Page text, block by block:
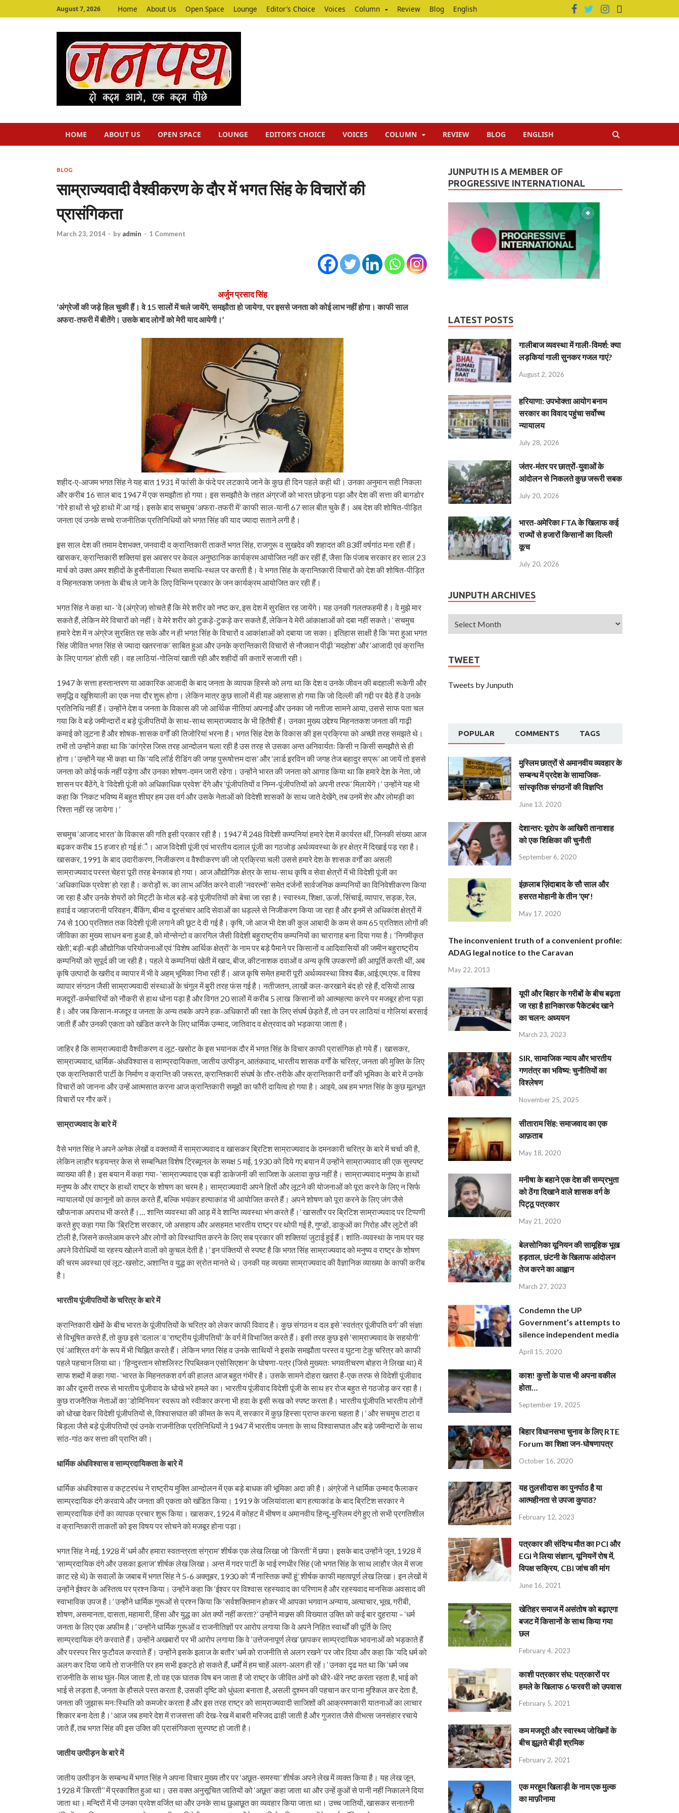
August 7, 2026 Home About Us Open Space Lounge Editor’s Choice Voices Column Review Blog English
HOME ABOUT US OPEN SPACE LOUNGE EDITOR’S CHOICE VOICES COLUMN REVIEW BLOG ENGLISH
BLOG
साम्राज्यवादी वैश्वीकरण के दौर में भगत सिंह के विचारों की
प्रासंगिकता
March 23, 2014 - by admin - 1 Comment
अर्जुन प्रसाद सिंह
‘अंग्रेजों की जड़े हिल चुकी हैं। वे 15 सालों में चले जायेंगे, समझौता हो जायेगा, पर इससे जनता को कोई लाभ नहीं होगा। काफी साल
अफरा-तफरी में बीतेंगे। उसके बाद लोगों को मेरी याद आयेगी।’
शहीद-ए-आजम भगत सिंह ने यह बात 1931 में फांसी के फंदे पर लटकाये जाने के कुछ ही दिन पहले कही थी। उनका अनुमान सही निकला
और करीब 16 साल बाद 1947 में एक समझौता हो गया। इस समझौते के तहत अंग्रजों को भारत छोड़ना पड़ा और देश की सत्ता की बागडोर
‘गोरे हाथों से भूरे हाथो में’ आ गई। इसके बाद सचमुच ‘अफरा-तफरी में’ काफी साल-यानी 67 साल बीत चुके हैं। अब देश की शोषित-पीड़ित
जनता एवं उनके सच्चे राजनीतिक प्रतिनिधियों को भगत सिंह की याद ज्यादा सताने लगी है।
इस साल देश की तमाम देशभक्त, जनवादी व क्रान्तिकारी ताकतें भगत सिंह, राजगुरू व सुखदेव की शहादत की 83वीं वर्षगांठ मना रही हैं।
खासकर, क्रान्तिकारी शक्तियां इस अवसर पर केवल अनुष्ठानिक कार्यक्रम आयोजित नहीं कर रहीं हैं, जैसा कि पंजाब सरकार हर साल 23
मार्च को उक्त अमर शहीदों के हुसैनीवाला स्थित समाधि-स्थल पर करती है। वे भगत सिंह के क्रान्तिकारी विचारों को देश की शोषित-पीड़ित
व मिहनतकश जनता के बीच ले जाने के लिए विभिन्न प्रकार के जन कार्यक्रम आयोजित कर रही हैं।
भगत सिंह ने कहा था- ‘वे (अंग्रेज) सोचते हैं कि मेरे शरीर को नष्ट कर, इस देश में सुरक्षित रह जायेंगे। यह उनकी गलतफहमी है। वे मुझे मार
सकते हैं, लेकिन मेरे विचारों को नहीं। वे मेरे शरीर को टुकड़े-टुकड़े कर सकते हैं, लेकिन वे मेरी आंकाक्षाओं को दबा नहीं सकते।’ सचमुच
हमारे देश में न अंग्रेज सुरक्षित रह सके और न ही भगत सिंह के विचारों व आकांक्षाओं को दबाया जा सका। इतिहास साक्षी है कि ‘मरा हुआ भगत
सिंह जीवित भगत सिंह से ज्यादा खतरनाक’ साबित हुआ और उनके क्रान्तिकारी विचारों से नौजवान पीढ़ी ‘मदहोश’ और ‘आजादी एवं क्रान्ति
के लिए पागल’ होती रही। वह लाठियां-गोलियां खाती रही और शहीदों की कतारें सजाती रही।
1947 के सत्ता हस्तान्तरण या आकारिक आजादी के बाद जनता के व्यापक हिस्से को लगा था कि देश व उनके जीवन की बदहाली रूकेगी और
समृद्धि व खुशियाली का एक नया दौर शुरू होगा। लेकिन मात्र कुछ सालों में ही यह अहसास हो गया कि जो दिल्ली की गद्दी पर बैठे हैं वे उनके
प्रतिनिधि नहीं हैं। उन्होंने देश व जनता के विकास की जो आर्थिक नीतियां अपनाईं और उनका जो नतीजा सामने आया, उससे साफ पता चल
गया कि वे बड़े जमीन्दारों व बड़े पूंजीपतियों के साथ-साथ साम्राज्यवाद के भी हितैषी हैं। उनका मुख्य उद्देश्य मिहनतकश जनता की गाढ़ी
कमाई को लूटना है और शोषक-शासक वर्गों की तिजोरियां भरना है। भगत सिंह देश के विकास की इस प्रक्रिया को अच्छी तरह समझते थे।
तभी तो उन्होंने कहा था कि ‘कांग्रेस जिस तरह आन्दोलन चला रही है उस तरह से उसका अन्त अनिवार्यतः किसी न किसी समझौते से ही
होगा।’ उन्होंनेे यह भी कहा था कि ‘यदि लाॅर्ड रीडिंग की जगह पुरूषोत्तम दास’ और ‘लार्ड इरविन की जगह तेज बहादुर सप्रू’ आ जायें तो इससे
जनता को कोई फर्क नहीं पड़ेगा और उनका शोषण-दमन जारी रहेगा। उन्होंने भारत की जनता को आगाह किया था कि हमारे देश के नेता, जो
शासन पर बैठेंगे, वे ‘विदेशी पूंजी को अधिकाधिक प्रवेश’ देंगे और ‘पूंजीपतियों व निम्न-पूंजीपतियों को अपनी तरफ’ मिलायेंगे।‘ उन्होंने यह भी
कहा कि ’निकट भविष्य में बहुत शीघ्र हम उस वर्ग और उसके नेताओं को विदेशी शासकों के साथ जाते देखेंगे, तब उनमें शेर और लोमड़ी का
रिश्ता नहीं रह जायेगा।’
सचमुच ‘आजाद भारत’ के विकास की गति इसी प्रकार रही है। 1947 में 248 विदेशी कम्पनियां हमारे देश में कार्यरत थीं, जिनकी संख्या आज
बढ़कर करीब 15 हजार हो गई हंै। आज विदेशी पूंजी एवं भारतीय दलाल पूंजी का गठजोड़ अर्थव्यवस्था के हर क्षेत्र में दिखाई पड़ रहा है।
खासकर, 1991 के बाद उदारीकरण, निजीकरण व वैश्वीकरण की जो प्रक्रिया चली उससे हमारे देश के शासक वर्गों का असली
साम्राज्यवाद परस्त चेहरा पूरी तरह बेनकाब हो गया। आज औद्योगिक क्षेत्र के साथ-साथ कृषि व सेवा क्षेत्रों में भी विदेशी पूंजी का
‘अधिकाधिक प्रवेश’ हो रहा है। करोड़ों रू. का लाभ अर्जित करने वाली ‘नवरत्नों’ समेत दर्जनों सार्वजनिक कम्पनियों का विनिवेशीकरण किया
जा रहा है और उनके शेयरों को मिट्टी के मोल बड़े-बड़े पूंजीपतियों को बेचा जा रहा है। स्वास्थ्य, शिक्षा, ऊर्जा, सिंचाई, व्यापार, सड़क, रेल,
हवाई व जहाजरानी परिवहन, बैंकिंग, बीमा व दूरसंचार आदि सेवाओं का धड़ल्ले से निजीकरण किया जा रहा है और इनमें से अधिकांश क्षेत्रों में
74 से 100 प्रतिशत तक विदेशी पूंजी लगाने की छूट दे दी गई है। कृषि, जो आज भी देश की कुल आबादी के कम से कम 65 प्रतिशत लोगों की
जीविका का मुख्य साधन बना हुआ है, को मोन्सेन्टो व कारगिल जैसी विदेशी बहुराष्ट्रीय कम्पनियों का चारागाह बना दिया गया है। ‘निगमीकृत
खेती’, बड़ी-बड़ी औद्योगिक परियोजनाओं एवं ‘विशेष आर्थिक क्षेत्रों’ के नाम पर बड़े पैमाने पर किसानों व आदिवासियों की जमीन बहुराष्ट्रीय
कम्पनियों को सुपूर्द की जा रही है। पहले ये कम्पनियां खेती में खाद, बीज, कीटनाशक दवाओं व अन्य कृषि उपकरणों की आपूर्ति करती थीं, अब
कृषि उत्पादों के खरीद व व्यापार में भी वे अहम् भूमिका निभा रही हैं। आज कृषि समेत हमारी पूरी अर्थव्यवस्था विश्व बैंक, आई.एम.एफ. व विश्व
व्यापार संगठन जैसी साम्राज्यवादी संस्थाओं के चंगुल में बुरी तरह फंस गई है। नतीजतन, लाखों कल-करखाने बंद हो रहे हैं, दसियों लाख
मजदूरों-कर्मचारियों को नौकरी से हाथ धोना पड़ा है और विगत 20 सालों में करीब 5 लाख किसानों को आत्महत्या करने पर मजबूर होना पड़ा
है। और जब किसान-मजदूर व जनता के अन्य तबके अपने हक-अधिकारों की रक्षा के लिए संघर्ष छेड़ते हैं, तो उन पर लाठियां व गोलियां बरसाई
जाती हैं और उनकी एकता को खंडित करने के लिए धार्मिक उन्माद, जातिवाद व क्षेत्रवाद को भड़काया जाता है।
जाहिर है कि साम्राज्यवादी वैश्वीकरण व लूट-खसोट के इस भयानक दौर में भगत सिंह के विचार काफी प्रासंगिक हो गये हैं। खासकर,
साम्राज्यवाद, धार्मिक-अंधविश्वास व साम्प्रदायिकता, जातीय उत्पीड़न, आतंकवाद, भारतीय शासक वर्गों के चरित्र, जनता की मुक्ति के लिए
एक क्रान्तिकारी पार्टी के निर्माण व क्रान्ति की जरूरत, क्रान्तिकारी संघर्ष के तौर-तरीके और क्रान्तिकारी वर्गों की भूमिका के बारे में उनके
विचारों को जानना और उन्हें आत्मसात करना आज क्रान्तिकारी समूहों का फौरी दायित्व हो गया है। आइये, अब हम भगत सिंह के कुछ मूलभूत
विचारों पर गौर करें।
साम्राज्यवाद के बारे में
वैसे भगत सिंह ने अपने अनेक लेखों व वक्तव्यों में साम्राज्यवाद व खासकर ब्रिटिश साम्राज्यवाद के दमनकारी चरित्र के बारे में चर्चा की है,
लेकिन लाहौर षड़यन्त्र केस से सम्बन्धित विशेष ट्रिब्यूनल के समक्ष 5 मई, 1930 को दिये गए बयान में उन्होंने साम्राज्यवाद की एक सुस्पष्ट
व्याख्या की है। इस बयान में कहा गया- ‘साम्राज्यवाद एक बड़ी डाकेजनी की साजिश के अलावा कुछ नहीं है। साम्राज्यवाद मनुष्य के हाथों
मनुष्य के और राष्ट्र के हाथों राष्ट्र के शोषण का चरम है। साम्राज्यवादी अपने हितों और लूटने की योजनाओं को पूरा करने के लिए न सिर्फ
न्यायालयों एवं कानूनों को कत्ल करते हैं, बल्कि भयंकर हत्याकांड भी आयोजित करते हैं। अपने शोषण को पूरा करने के लिए जंग जैसे
खौफनाक अपराध भी करते हैं।… शान्ति व्यवस्था की आड़ में वे शान्ति व्यवस्था भंग करते हैं।’ खासतौर पर ब्रिटिश साम्राज्यवाद पर टिप्पणी
करते हुए कहा गया कि ‘ब्रिटिश सरकार, जो असहाय और असहमत भारतीय राष्ट्र पर थोपी गई है, गुण्डों, डाकुओं का गिरोह और लुटेरों की
टोली है, जिसने कत्लेआम करने और लोगों को विस्थापित करने के लिए सब प्रकार की शक्तियां जुटाई हुई हैं। शांति-व्यवस्था के नाम पर यह
अपने विरोधियों या रहस्य खोलने वालों को कुचल देती है।’ इन पंक्तियों से स्पष्ट है कि भगत सिंह साम्राज्यवाद को मनुष्य व राष्ट्र के शोषण
की चरम अवस्था एवं लूट-खसोट, अशान्ति व युद्ध का स्रोत मानते थे। उनकी यह व्यख्या साम्राज्यवाद की वैज्ञानिक व्याख्या के काफी करीब
है।
भारतीय पूंजीपतियों के चरित्र के बारे में
क्रान्तिकारी खेमों के बीच भारत के पूंजीपतियों के चरित्र को लेकर काफी विवाद है। कुछ संगठन व दल इसे ‘स्वतंत्र पूंजीपति वर्ग’ की संज्ञा
से विभूषित करते हैं, तो कुछ इसे ‘दलाल’ व ‘राष्ट्रीय पूंजीपतियों’ के वर्ग में विभाजित करते हैं। इसी तरह कुछ इसे ‘साम्राज्यवाद के सहयोगी’
एवं ‘आश्रित वर्ग’ के रूप में भी चिह्नित करते हैं। लेकिन भगत सिंह व उनके साथियों ने इसके समझौता परस्त व घुटना टेकु चरित्र को काफी
पहले पहचान लिया था। ‘हिन्दुस्तान सोशलिस्ट रिपब्लिकन एसोसिएशन’ के घोषणा-पत्र (जिसे मुख्यतः भगवतीचरण बोहरा ने लिखा था) में
साफ शब्दों में कहा गया- ‘भारत के मिहनतकश वर्ग की हालत आज बहुत गंभीर है। उसके सामने दोहरा खतरा है-एक तरफ से विदेशी पूंजीवाद
का और दूसरी तरफ से भारतीय पूंजीवाद के धोखे भरे हमले का। भारतीय पूंजीवाद विदेशी पूंजी के साथ हर रोज बहुत से गठजोड़ कर रहा है।
कुछ राजनैतिक नेताओं का ‘डोमिनियन’ स्वरूप को स्वीकार करना भी हवा के इसी रूख को स्पष्ट करता है। भारतीय पूंजीपति भारतीय लोगों
को धोखा देकर विदेशी पूंजीपतियों से, विश्वासघात की कीमत के रूप में, सरकार में कुछ हिस्सा प्राप्त करना चहता है।’ और सचमुच टाटा व
बिड़ला जैसे बड़े पूंजीपतियों एवं उनके राजनीतिक प्रतिनिधियों ने 1947 में भारतीय जनता के साथ विश्वासघात और बड़े जमीन्दारों के साथ
सांठ-गांठ कर सत्ता की प्राप्ति की।
धार्मिक अंधविश्वास व साम्प्रदायिकता के बारे में
धार्मिक अंधविश्वास व कट्टरपंथ ने राष्ट्रीय मुक्ति आन्दोलन में एक बड़े बाधक की भूमिका अदा की है। अंग्रेजों ने धार्मिक उन्माद फैलाकर
साम्प्रदायिक दंगे करवाये और जनता की एकता को खंडित किया। 1919 के जलियांवाला बाग हत्याकांड के बाद ब्रिटिश सरकार ने
साम्प्रदायिक दंगों का व्यापक प्रचार शुरू किया। खासकर, 1924 में कोहट में भीषण व अमानवीय हिन्दू-मुस्लिम दंगे हुए तो सभी प्रगतिशील
व क्रान्तिकारी ताकतों को इस विषय पर सोचने को मजबूर होना पड़ा।
भगत सिंह ने मई, 1928 में ‘धर्म और हमारा स्वतन्त्रता संग्राम’ शीर्षक एक लेख लिखा जो ‘किरती’ में छपा। इसके बाद उन्होंने जून, 1928 में
‘साम्प्रदायिक दंगे और उसका इलाज’ शीर्षक लेख लिखा। अन्त में गदर पार्टी के भाई रणधीर सिंह (जो भगत सिंह के साथ लाहौर जेल में सजा
काट रहे थे) के सवालों के जबाब में भगत सिंह ने 5-6 अक्तूबर, 1930 को ‘मैं नास्तिक क्यों हूं’ शीर्षक काफी महत्वपूर्ण लेख लिखा। इन लेखों में
उन्होंने ईश्वर के अस्तित्व पर प्रश्न किया। उन्होंने कहा कि ‘ईश्वर पर विश्वास रहस्यवाद का परिणाम है और रहस्यवाद मानसिक अवसाद की
स्वाभाविक उपज है।’ उन्होेंने धार्मिक गुरूओं से प्रश्न किया कि ‘सर्वशक्तिमान होकर भी आपका भगवान अन्याय, अत्याचार, भूख, गरीबी,
शोषण, असमानता, दासता, महामारी, हिंसा और युद्ध का अंत क्यों नहीं करता?’ उन्होंने माक्र्स की विख्यात उक्ति को कई बार दुहराया – ‘धर्म
जनता के लिए एक अफीम है।’ उन्होंने धार्मिक गुरूओं व राजनीतिज्ञों पर आरोप लगाया कि वे अपने निहित स्वार्थों की पूर्ति के लिए
साम्प्रदायिक दंगे करवाते हैं। उन्होंने अखबारों पर भी आरोप लगाया कि वे ‘उत्तेजनापूर्ण लेख’ छापकर साम्प्रदायिक भावनाओं को भड़काते हैं
और परस्पर सिर फुटौवल करवाते हैं। उन्होंने इसके इलाज के बतौर ‘धर्म को राजनीति से अलग रखने’ पर जोर दिया और कहा कि ‘यदि धर्म को
अलग कर दिया जाये तो राजनीति पर हम सभी इकट्ठे हो सकते हैं, धर्मों में हम चाहें अलग-अलग ही रहें।’ उनका दृढ मत था कि ‘धर्म जब
राजनीति के साथ घुल-मिल जाता है, तो वह एक घातक विष बन जाता है जो राष्ट्र के जीवित अंगों को धीरे-धीरे नष्ट करता रहता है, भाई को
भाई से लड़ता है, जनता के हौसले पस्त करता है, उसकी दृष्टि को धुंधला बनाता है, असली दुश्मन की पहचान कर पाना मुश्किल कर देता है,
जनता की जुझारू मनःस्थिति को कमजोर करता है और इस तरह राष्ट्र को साम्राज्यवादी साजिशों की आक्रमणकारी यातनाओं का लाचार
शिकार बना देता है।’ आज जब हमारे देश में राजसत्ता की देख-रेख में बाबरी मस्जिद ढाही जाती है और गुजरात जैसे वीभत्स जनसंहार रचाये
जाते हैं, तब भगत सिंह की इस उक्ति की प्रासंगिकता सुस्पष्ट हो जाती है।
जातीय उत्पीड़न के बारे में
जातीय उत्पीड़न के सम्बन्ध में भगत सिंह ने अपना विचार मुख्य तौर पर ‘अछूत-समस्या’ शीर्षक अपने लेख में व्यक्त किया है। यह लेख जून,
1928 में ‘किरती’’ में प्रकाशित हुआ था। उस वक्त अनुसूचित जातियों को ‘अछूत’ कहा जाता था और उन्हें कुओं से पानी नहीं निकालने दिया
जाता था। मन्दिरों में भी उनका प्रवेश वर्जित था और उनके साथ छुआछूत का व्यवहार किया जाता था। उच्च जातियों, खासकर सनातनी
JUNPUTH IS A MEMBER OF
PROGRESSIVE INTERNATIONAL
LATEST POSTS
गालीबाज व्‍यवस्‍था में गाली-विमर्श: क्या
लड़कियां गाली सुनकर गजल गाएं?
August 2, 2026
हरियाणा: उपभोक्ता आयोग बनाम
सरकार का विवाद पहुंचा सर्वोच्च
न्यायालय
July 28, 2026
जंतर-मंतर पर छात्रों-युवाओं के
आंदोलन से निकलते कुछ जरूरी सबक
July 20, 2026
भारत-अमेरिका FTA के खिलाफ कई
राज्यों से हजारों किसानों का दिल्ली
कूच
July 20, 2026
JUNPUTH ARCHIVES
TWEET
Tweets by Junputh
POPULAR COMMENTS TAGS
मुस्लिम छात्रों से अमानवीय व्यवहार के
सम्बन्ध में प्रदेश के सामाजिक-
सांस्कृतिक संगठनों की विज्ञप्ति
June 13, 2020
देशान्‍तर: यूरोप के आखिरी तानाशाह
को एक शिक्षिका की चुनौती
September 6, 2020
इंक़लाब ज़िंदाबाद के सौ साल और
हसरत मोहानी के तीन ‘एम’!
May 17, 2020
The inconvenient truth of a convenient profile:
ADAG legal notice to the Caravan
May 22, 2013
यूपी और बिहार के गरीबों के बीच बढ़ता
जा रहा है हानिकारक पैकेटबंद खाने
का चलन: अध्ययन
March 23, 2023
SIR, सामाजिक न्याय और भारतीय
गणतंत्र का भविष्य: चुनौतियों का
विश्लेषण
November 25, 2025
सीताराम सिंह: समाजवाद का एक
आफ़ताब
May 18, 2020
मनीषा के बहाने एक देश की सम्प्रभुता
को ठेंगा दिखाने वाले शासक वर्ग के
पिट्ठू पत्रकार
May 21, 2020
बेलसोनिका यूनियन की सामूहिक भूख
हड़ताल, छंटनी के खिलाफ आंदोलन
तेज करने का आह्वान
March 27, 2023
Condemn the UP
Government’s attempts to
silence independent media
April 15, 2020
काश! कुत्तों के पास भी अपना वकील
होता…
September 19, 2025
बिहार विधानसभा चुनाव के लिए RTE
Forum का शिक्षा जन-घोषणापत्र
October 16, 2020
यह तुलसीदास का पुनर्पाठ है या
आत्महीनता से उपजा कुपाठ?
February 12, 2023
पत्रकार की संदिग्ध मौत का PCI और
EGI ने लिया संज्ञान, यूनियनें रोष में,
विपक्ष सक्रिय, CBI जांच की मांग
June 16, 2021
खेतिहर समाज में असंतोष को बढ़ाएगा
बजट में किसानों के साथ किया गया
छल
February 4, 2023
काशी पत्रकार संघ: पत्रकारों पर
हमले के खिलाफ 6 फरवरी को उपवास
February 5, 2021
कम मजदूरी और स्वास्थ्य जोखिमों के
बीच झूलते बीड़ी श्रमिक
February 2, 2021
एक मरहूम खिलाड़ी के नाम एक मुल्क
का माफ़ीनामा